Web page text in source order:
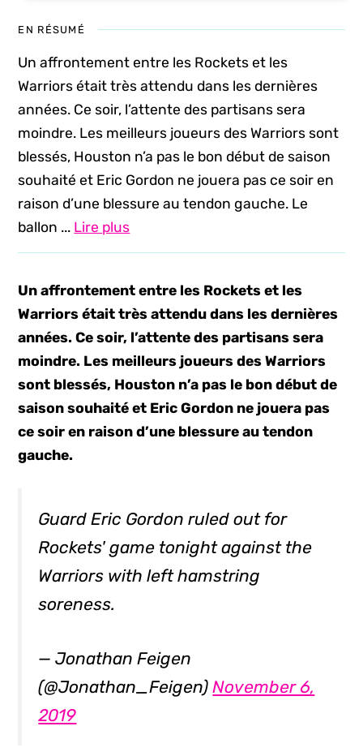
EN RÉSUMÉ
Un affrontement entre les Rockets et les
Warriors était très attendu dans les dernières
années. Ce soir, l’attente des partisans sera
moindre. Les meilleurs joueurs des Warriors sont
blessés, Houston n’a pas le bon début de saison
souhaité et Eric Gordon ne jouera pas ce soir en
raison d’une blessure au tendon gauche. Le
ballon ... Lire plus
Un affrontement entre les Rockets et les
Warriors était très attendu dans les dernières
années. Ce soir, l’attente des partisans sera
moindre. Les meilleurs joueurs des Warriors
sont blessés, Houston n’a pas le bon début de
saison souhaité et Eric Gordon ne jouera pas
ce soir en raison d’une blessure au tendon
gauche.
Guard Eric Gordon ruled out for
Rockets' game tonight against the
Warriors with left hamstring
soreness.
— Jonathan Feigen
(@Jonathan_Feigen)November 6,
2019